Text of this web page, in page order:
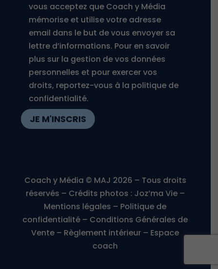
vous acceptez que Coach y Média
mémorise et utilise votre adresse
email dans le but de vous envoyer sa
lettre d’informations. Pour en savoir
plus sur la gestion de vos données
personnelles et pour exercer vos
droits, reportez-vous à la politique de
confidentialité.
JE M'INSCRIS
Coach y Média © MAJ 2026 – Tous droits
réservés – Crédits photos : Joz’ma Vie–
Mentions légales – Politique de
confidentialité – Conditions Générales de
Vente – Règlement intérieur – Espace
coach